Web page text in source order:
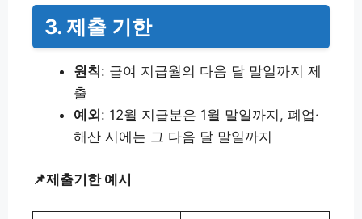
3. 제출 기한
원칙: 급여 지급월의 다음 달 말일까지 제
출
예외 : 12월 지급분은 1월 말일까지, 폐업·
해산 시에는 그 다음 달 말일까지
📌제출기한 예시